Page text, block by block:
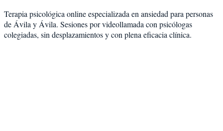
Terapia psicológica online especializada en ansiedad para personas
de Ávila y Ávila. Sesiones por videollamada con psicólogas
colegiadas, sin desplazamientos y con plena eficacia clínica.